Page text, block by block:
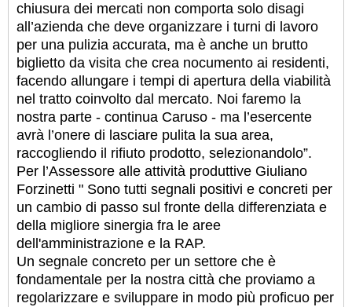
chiusura dei mercati non comporta solo disagi
all’azienda che deve organizzare i turni di lavoro
per una pulizia accurata, ma è anche un brutto
biglietto da visita che crea nocumento ai residenti,
facendo allungare i tempi di apertura della viabilità
nel tratto coinvolto dal mercato. Noi faremo la
nostra parte - continua Caruso - ma l’esercente
avrà l’onere di lasciare pulita la sua area,
raccogliendo il rifiuto prodotto, selezionandolo”.
Per l’Assessore alle attività produttive Giuliano
Forzinetti " Sono tutti segnali positivi e concreti per
un cambio di passo sul fronte della differenziata e
della migliore sinergia fra le aree
dell'amministrazione e la RAP.
Un segnale concreto per un settore che è
fondamentale per la nostra città che proviamo a
regolarizzare e sviluppare in modo più proficuo per